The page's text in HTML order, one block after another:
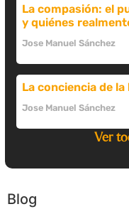
Blog
La compasión: el
y quiénes
Jose Manuel Sánchez
La conciencia de
Jose Manuel Sánchez
Ver